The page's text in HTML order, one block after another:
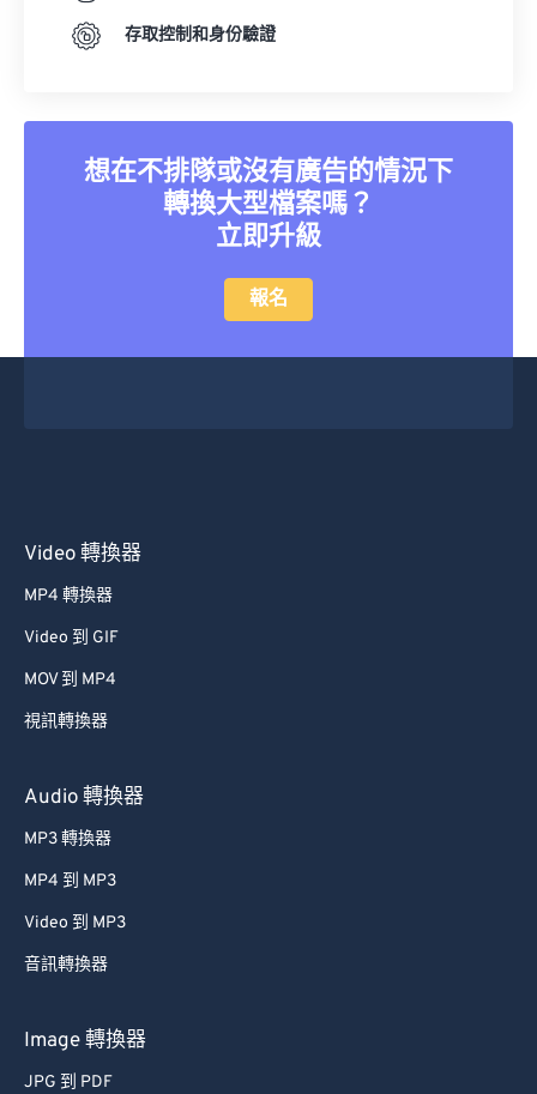
存取控制和身份驗證
想在不排隊或沒有廣告的情況下
轉換大型檔案嗎？
立即升級
報名
Video 轉換器
MP4 轉換器
Video 到 GIF
MOV 到 MP4
視訊轉換器
Audio 轉換器
MP3 轉換器
MP4 到 MP3
Video 到 MP3
音訊轉換器
Image 轉換器
JPG 到 PDF